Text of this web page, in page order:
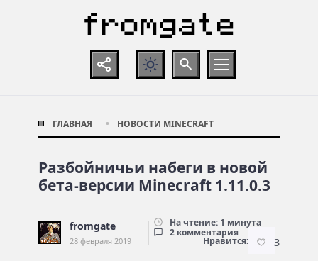
ГЛАВНАЯ НОВОСТИ MINECRAFT
Разбойничьи набеги в новой
бета-версии Minecraft 1.11.0.3
fromgate
28 февраля 2019
На чтение: 1 минута
2 комментария
Нравится: 3